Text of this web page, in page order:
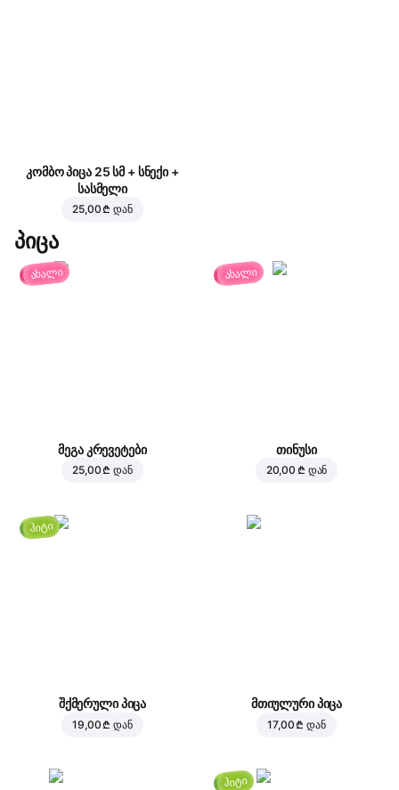
კომბო პიცა 25 სმ + სნექი +
სასმელი
25,00 ₾ დან
პიცა
ახალი
მეგა კრევეტები
25,00 ₾ დან
ახალი
თინუსი
20,00 ₾ დან
ჰიტი
შქმერული პიცა
19,00 ₾ დან
მთიულური პიცა
17,00 ₾ დან
ჰიტი